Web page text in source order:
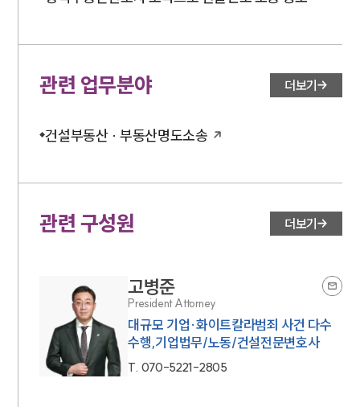
관련 업무분야 더보기
건설부동산 · 부동산명도소송
관련 구성원 더보기
고병준
President Attorney
대규모 기업·화이트칼라범죄 사건 다수
수행,기업법무/노동/건설전문변호사
T. 070-5221-2805